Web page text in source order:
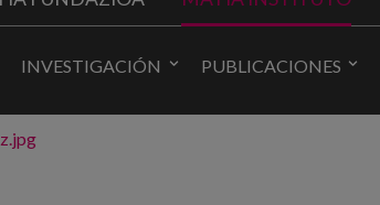
INVESTIGACIÓN PUBLICACIONES